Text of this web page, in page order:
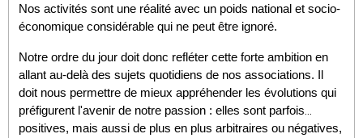
Nos activités sont une réalité avec un poids national et socio-
économique considérable qui ne peut être ignoré.
Notre ordre du jour doit donc refléter cette forte ambition en
allant au-delà des sujets quotidiens de nos associations. Il
doit nous permettre de mieux appréhender les évolutions qui
préfigurent l'avenir de notre passion : elles sont parfois
positives, mais aussi de plus en plus arbitraires ou négatives,